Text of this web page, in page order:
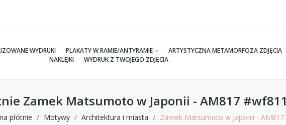
WYDRUKI PLAKATY W RAMIE/ANTYRAMIE ARTYSTYCZNA METAMORFOZA ZDJĘCIA
NAKLEJKI
WYDRUK Z TWOJEGO ZDJĘCIA
Zamek Matsumoto w Japonii - AM817 #wf811
płótnie Motywy Architektura i miasta Zamek Matsumoto w Japonii - AM817